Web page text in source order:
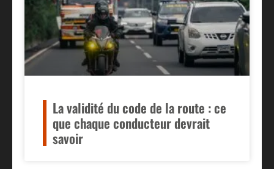
La validité du code de la route : ce
que chaque conducteur devrait
savoir